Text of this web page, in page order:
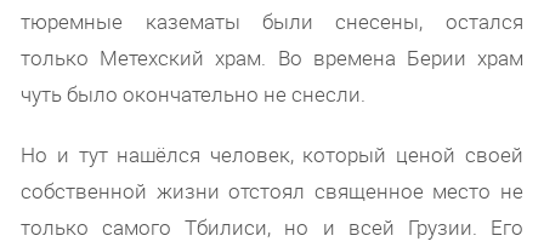
тюремные казематы были снесены, остался
только Метехский храм. Во времена Берии храм
чуть было окончательно не снесли.
Но и тут нашёлся человек, который ценой своей
собственной жизни отстоял священное место не
только самого Тбилиси, но и всей Грузии. Его